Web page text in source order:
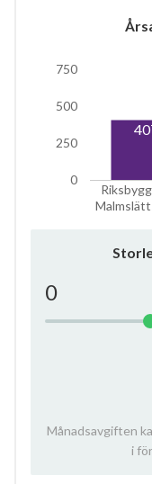
0
250
500
750
0
Månadsavgiften
i